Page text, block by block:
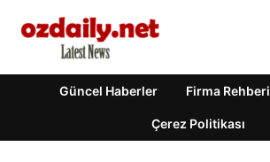
Güncel Haberler Firma Rehberi
Çerez Politikası